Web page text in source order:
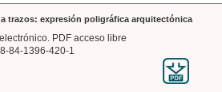
a trazos: expresión poligráfica arquitectónica
PDF acceso libre
84-1396-420-1